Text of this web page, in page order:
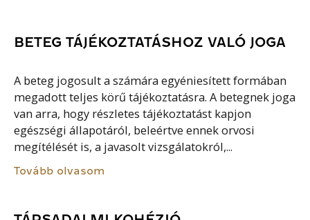
BETEG TÁJÉKOZTATÁSHOZ VALÓ JOGA
A beteg jogosult a számára egyéniesített formában
megadott teljes körű tájékoztatásra. A betegnek joga
van arra, hogy részletes tájékoztatást kapjon
egészségi állapotáról, beleértve ennek orvosi
megítélését is, a javasolt vizsgálatokról,...
Tovább olvasom